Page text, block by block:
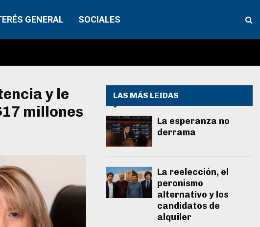
GENERAL SOCIALES
y le
millones
LAS MÁS LEIDAS
La esperanza no
derrama
La reelección, el
peronismo
alternativo y los
candidatos de
alquiler